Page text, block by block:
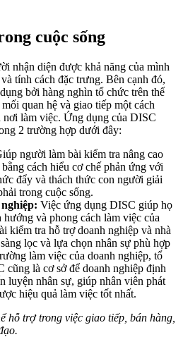
cuộc sống
nhận diện được khả năng của mình
tính cách đặc trưng. Bên cạnh đó,
bởi hàng nghìn tổ chức trên thế
quan hệ và giao tiếp một cách
nơi làm việc. Ứng dụng của DISC
2 trường hợp dưới đây:
người làm bài kiểm tra nâng cao
cách hiểu cơ chế phản ứng với
đẩy và thách thức con người giải
trong cuộc sống.
Việc ứng dụng DISC giúp họ
và phong cách làm việc của
kiểm tra hỗ trợ doanh nghiệp và nhà
lọc và lựa chọn nhân sự phù hợp
làm việc của doanh nghiệp, tổ
là cơ sở để doanh nghiệp định
luyện nhân sự, giúp nhân viên phát
hiệu quả làm việc tốt nhất.
hỗ trợ trong việc giao tiếp, bán hàng,